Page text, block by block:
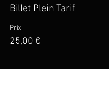
Billet Plein Tarif
Prix
25,00 €